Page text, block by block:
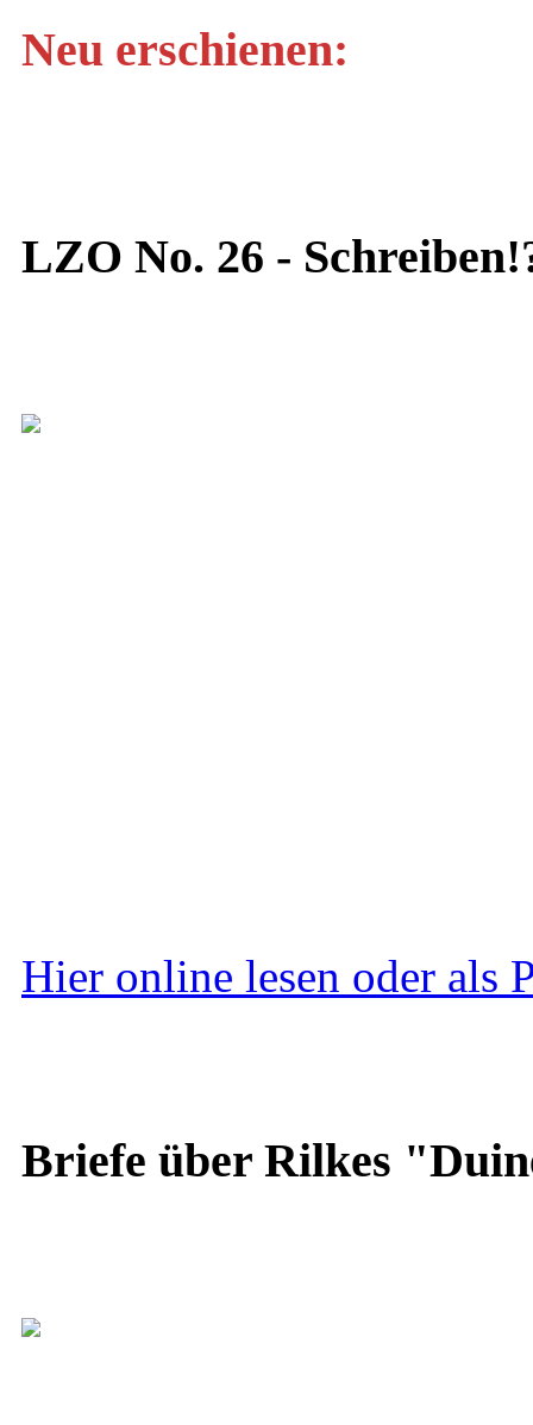
Neu erschienen:
LZO No. 26 -
Hier online lesen oder als
Briefe über Rilkes